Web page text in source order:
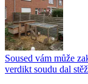
Soused vám může
verdikt soudu dal